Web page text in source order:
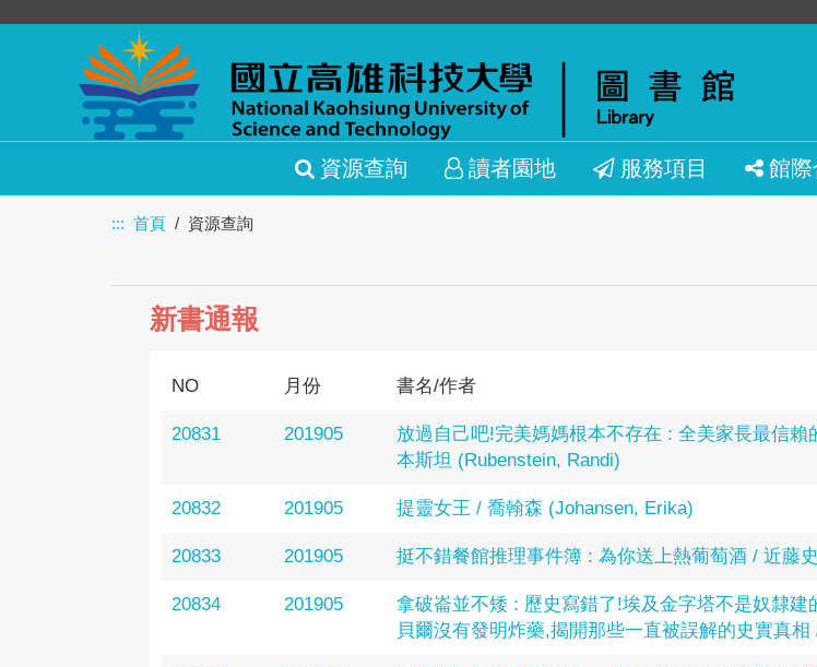
資源查詢 讀者園地 服務項目 館
::: 首頁 資源查詢
新書通報
NO 月份 書名/作者
20831 201905
放過自己吧!完美媽媽根本不存在 : 全美家長最信
本斯坦 (Rubenstein, Randi)
20832 201905 提靈女王 / 喬翰森 (Johansen, Erika)
20833 201905 挺不錯餐館推理事件簿 : 為你送上熱葡萄酒 / 近藤
20834 201905
拿破崙並不矮 : 歷史寫錯了!埃及金字塔不是奴隸
貝爾沒有發明炸藥,揭開那些一直被誤解的史實真